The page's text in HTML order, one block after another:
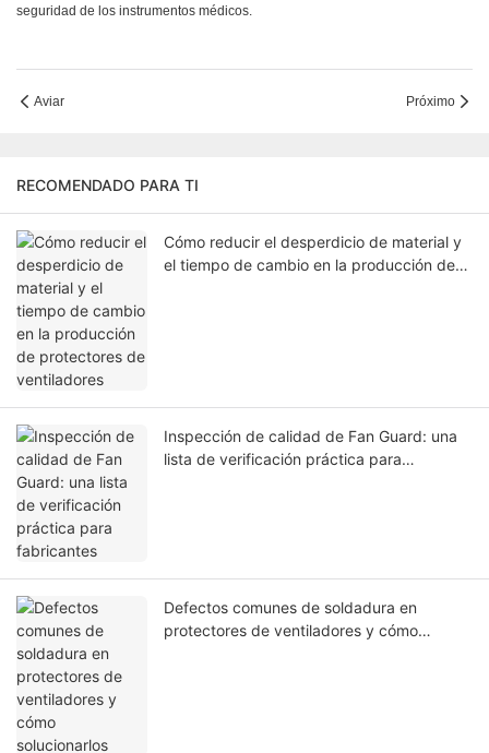
seguridad de los instrumentos médicos.
Aviar Próximo
RECOMENDADO PARA TI
Cómo reducir el desperdicio de material y
el tiempo de cambio en la producción de
Inspección de calidad de Fan Guard: una
lista de verificación práctica para
Defectos comunes de soldadura en
protectores de ventiladores y cómo